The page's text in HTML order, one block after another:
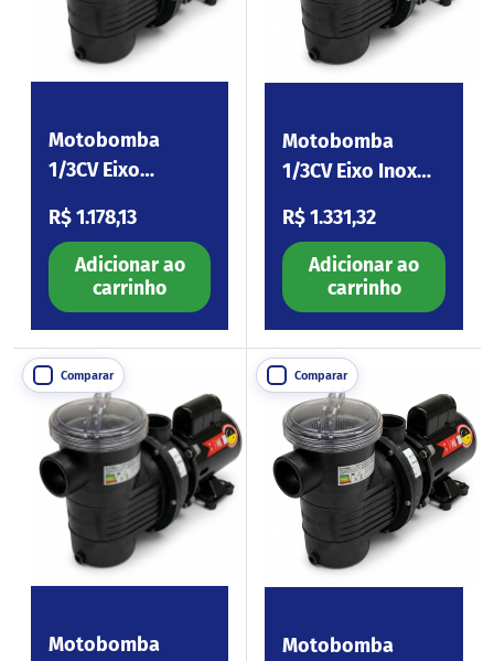
Motobomba
1/3CV Eixo
BPF033
Preço normal
R$ 1.178,13
Adicionar ao
carrinho
Motobomba
1/3CV Eixo Inox
Preço normal
R$ 1.331,32
Adicionar ao
carrinho
Comparar
Motobomba
Comparar
Motobomba